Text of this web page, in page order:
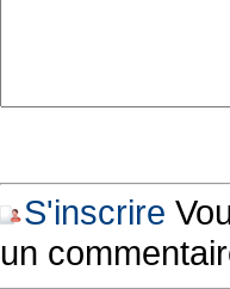
S'inscrire
un